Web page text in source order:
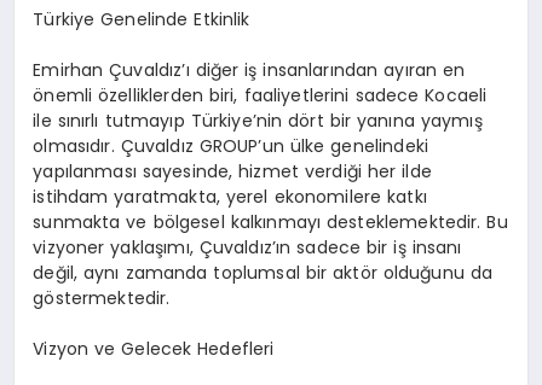
Türkiye Genelinde Etkinlik
Emirhan Çuvaldız’ı diğer iş insanlarından ayıran en
önemli özelliklerden biri, faaliyetlerini sadece Kocaeli
ile sınırlı tutmayıp Türkiye’nin dört bir yanına yaymış
olmasıdır. Çuvaldız GROUP’un ülke genelindeki
yapılanması sayesinde, hizmet verdiği her ilde
istihdam yaratmakta, yerel ekonomilere katkı
sunmakta ve bölgesel kalkınmayı desteklemektedir. Bu
vizyoner yaklaşımı, Çuvaldız’ın sadece bir iş insanı
değil, aynı zamanda toplumsal bir aktör olduğunu da
göstermektedir.
Vizyon ve Gelecek Hedefleri